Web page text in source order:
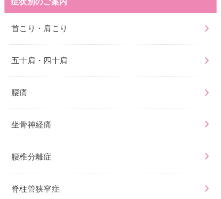
首こり・肩こり
五十肩・四十肩
腰痛
坐骨神経痛
腰椎分離症
脊柱管狭窄症